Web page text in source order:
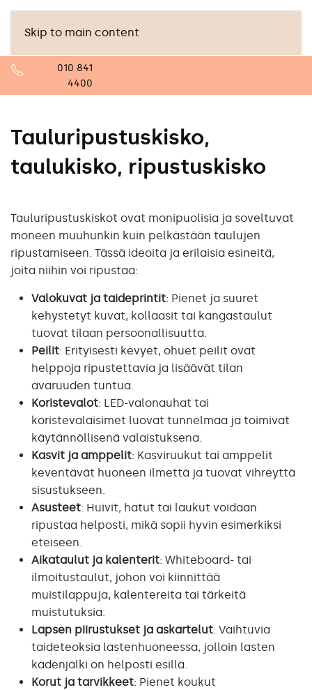
Skip to main content
010 841
4400
Tauluripustuskisko,
taulukisko, ripustuskisko
Tauluripustuskiskot ovat monipuolisia ja soveltuvat
moneen muuhunkin kuin pelkästään taulujen
ripustamiseen. Tässä ideoita ja erilaisia esineitä,
joita niihin voi ripustaa:
Valokuvat ja taideprintit: Pienet ja suuret
kehystetyt kuvat, kollaasit tai kangastaulut
tuovat tilaan persoonallisuutta.
Peilit: Erityisesti kevyet, ohuet peilit ovat
helppoja ripustettavia ja lisäävät tilan
avaruuden tuntua.
Koristevalot: LED-valonauhat tai
koristevalaisimet luovat tunnelmaa ja toimivat
käytännöllisenä valaistuksena.
Kasvit ja amppelit: Kasviruukut tai amppelit
keventävät huoneen ilmettä ja tuovat vihreyttä
sisustukseen.
Asusteet: Huivit, hatut tai laukut voidaan
ripustaa helposti, mikä sopii hyvin esimerkiksi
eteiseen.
Aikataulut ja kalenterit: Whiteboard- tai
ilmoitustaulut, johon voi kiinnittää
muistilappuja, kalentereita tai tärkeitä
muistutuksia.
Lapsen piirustukset ja askartelut: Vaihtuvia
taideteoksia lastenhuoneessa, jolloin lasten
kädenjälki on helposti esillä.
Korut ja tarvikkeet: Pienet koukut